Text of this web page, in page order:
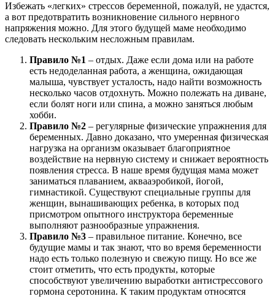
Избежать «легких» стрессов беременной, пожалуй, не удастся,
а вот предотвратить возникновение сильного нервного
напряжения можно. Для этого будущей маме необходимо
следовать нескольким несложным правилам.
Правило №1 – отдых. Даже если дома или на работе
есть недоделанная работа, а женщина, ожидающая
малыша, чувствует усталость, надо найти возможность
несколько часов отдохнуть. Можно полежать на диване,
если болят ноги или спина, а можно заняться любым
хобби.
Правило №2 – регулярные физические упражнения для
беременных. Давно доказано, что умеренная физическая
нагрузка на организм оказывает благоприятное
воздействие на нервную систему и снижает вероятность
появления стресса. В наше время будущая мама может
заниматься плаванием, аквааэробикой, йогой,
гимнастикой. Существуют специальные группы для
женщин, вынашивающих ребенка, в которых под
присмотром опытного инструктора беременные
выполняют разнообразные упражнения.
Правило №3 – правильное питание. Конечно, все
будущие мамы и так знают, что во время беременности
надо есть только полезную и свежую пищу. Но все же
стоит отметить, что есть продукты, которые
способствуют увеличению выработки антистрессового
гормона серотонина. К таким продуктам относятся